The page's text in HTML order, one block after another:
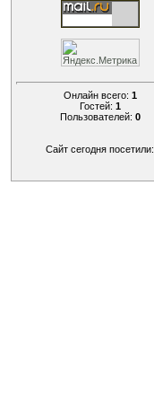
Онлайн всего: 1
Гостей: 1
Пользователей: 0
Сайт сегодня посетили: